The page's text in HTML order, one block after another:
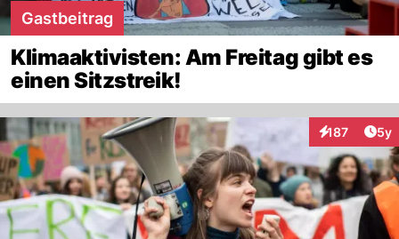
Gastbeitrag
Klimaaktivisten: Am Freitag gibt es
einen Sitzstreik!
187
Interaktionen
5y